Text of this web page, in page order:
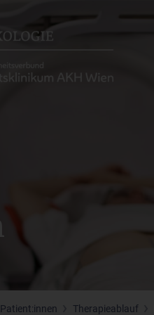
Therapieablauf